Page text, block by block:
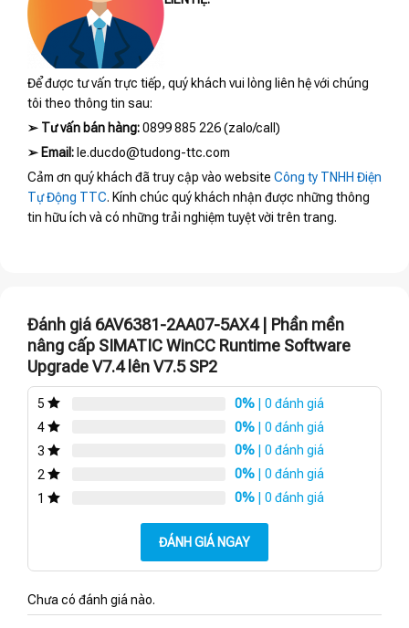
Để được tư vấn trực tiếp, quý khách vui lòng liên hệ với chúng
tôi theo thông tin sau:
➢ Tư vấn bán hàng:0899 885 226 (zalo/call)
➢ Email: le.ducdo@tudong-ttc.com
Cảm ơn quý khách đã truy cập vào website Công ty TNHH Điện
Tự Động TTC. Kính chúc quý khách nhận được những thông
tin hữu ích và có những trải nghiệm tuyệt vời trên trang.
Đánh giá 6AV6381-2AA07-5AX4 | Phần mền
nâng cấp SIMATIC WinCC Runtime Software
Upgrade V7.4 lên V7.5 SP2
5 0% | 0 đánh giá
4
0% | 0 đánh giá
3
0% | 0 đánh giá
2
0% | 0 đánh giá
1
0% | 0 đánh giá
ĐÁNH GIÁ NGAY
Chưa có đánh giá nào.